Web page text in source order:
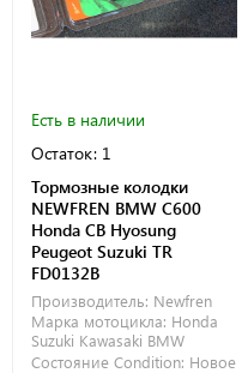
Есть в наличии
Остаток: 1
Тормозные колодки
NEWFREN BMW C600
Honda CB Hyosung
Peugeot Suzuki TR
FD0132B
Производитель: Newfren
Марка мотоцикла: Honda
Suzuki Kawasaki BMW
Состояние Condition: Новое